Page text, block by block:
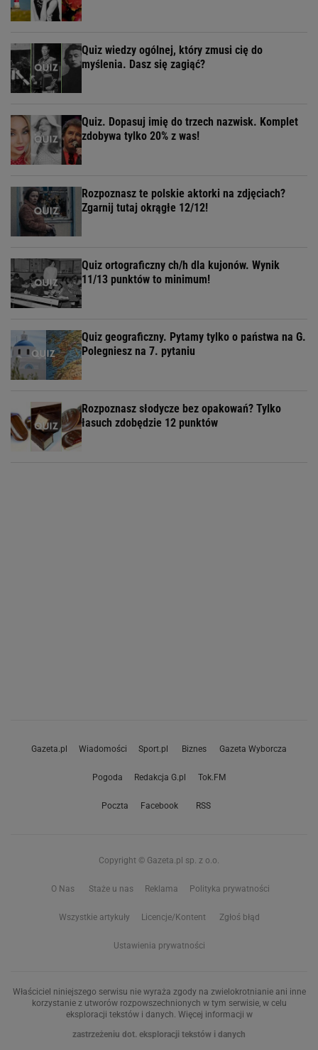
Quiz wiedzy ogólnej, który zmusi cię do
myślenia. Dasz się zagiąć?
Quiz. Dopasuj imię do trzech nazwisk. Komplet
zdobywa tylko 20% z was!
Rozpoznasz te polskie aktorki na zdjęciach?
Zgarnij tutaj okrągłe 12/12!
Quiz ortograficzny ch/h dla kujonów. Wynik
11/13 punktów to minimum!
Quiz geograficzny. Pytamy tylko o państwa na G.
Polegniesz na 7. pytaniu
Rozpoznasz słodycze bez opakowań? Tylko
łasuch zdobędzie 12 punktów
Gazeta.pl Wiadomości Sport.pl Biznes Gazeta Wyborcza
Pogoda Redakcja G.pl Tok.FM
Poczta Facebook RSS
Copyright © Gazeta.pl sp. z o.o.
O Nas Staże u nas Reklama Polityka prywatności
Wszystkie artykuły Licencje/Kontent Zgłoś błąd
Ustawienia prywatności
Właściciel niniejszego serwisu nie wyraża zgody na zwielokrotnianie ani inne
korzystanie z utworów rozpowszechnionych w tym serwisie, w celu
eksploracji tekstów i danych. Więcej informacji w
zastrzeżeniu dot. eksploracji tekstów i danych